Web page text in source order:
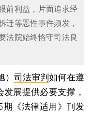
前利益，片面追求经
迁等恶性事件频发，
法院始终恪守司法良
司法审判如何在遵
展提供必要支撑，
期《法律适用》刊发